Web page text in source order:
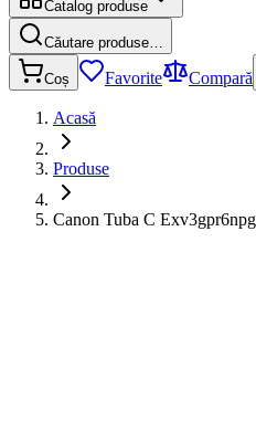
Catalog produse
Căutare produse…
Coș Favorite Compară
Acasă
Produse
Canon Tuba C